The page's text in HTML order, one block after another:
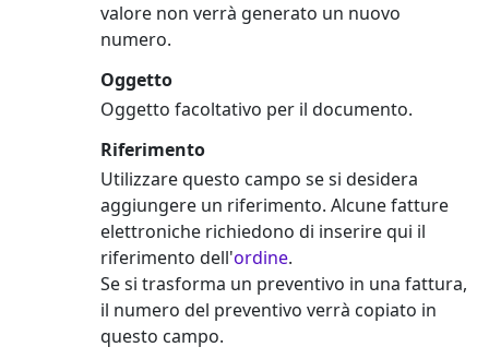
valore non verrà generato un nuovo
numero.
Oggetto
Oggetto facoltativo per il documento.
Riferimento
Utilizzare questo campo se si desidera
aggiungere un riferimento. Alcune fatture
elettroniche richiedono di inserire qui il
riferimento dell'ordine.
Se si trasforma un preventivo in una fattura,
il numero del preventivo verrà copiato in
questo campo.